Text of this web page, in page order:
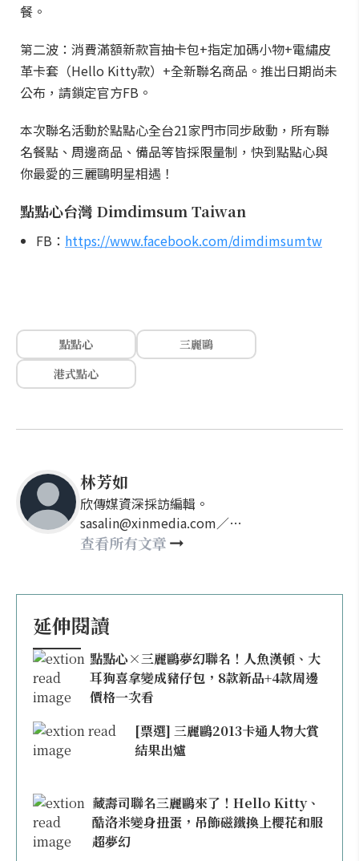
餐。
第二波：消費滿額新款盲抽卡包+指定加碼小物+電繡皮
革卡套（Hello Kitty款）+全新聯名商品。推出日期尚未
公布，請鎖定官方FB。
本次聯名活動於點點心全台21家門市同步啟動，所有聯
名餐點、周邊商品、備品等皆採限量制，快到點點心與
你最愛的三麗鷗明星相遇！
點點心台灣 Dimdimsum Taiwan
FB： https://www.facebook.com/dimdimsumtw
點點心
三麗鷗
港式點心
林芳如
欣傳媒資深採訪編輯。
sasalin@xinmedia.com／
happy21917@gmail.com
查看所有文章
延伸閱讀
點點心×三麗鷗夢幻聯名！人魚漢頓、大
耳狗喜拿變成豬仔包，8款新品+4款周邊
價格一次看
[票選] 三麗鷗2013卡通人物大賞
結果出爐
藏壽司聯名三麗鷗來了！Hello Kitty、
酷洛米變身扭蛋，吊飾磁鐵換上櫻花和服
超夢幻